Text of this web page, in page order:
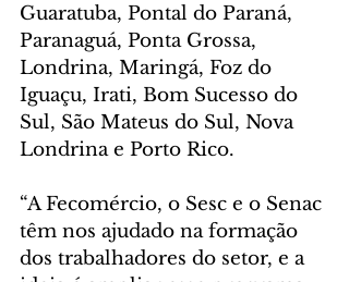
Guaratuba, Pontal do Paraná,
Paranaguá, Ponta Grossa,
Londrina, Maringá, Foz do
Iguaçu, Irati, Bom Sucesso do
Sul, São Mateus do Sul, Nova
Londrina e Porto Rico.
“A Fecomércio, o Sesc e o Senac
têm nos ajudado na formação
dos trabalhadores do setor, e a